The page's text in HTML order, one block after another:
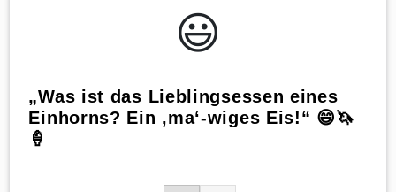
😃️
„Was ist das Lieblingsessen eines
Einhorns? Ein ‚ma‘-wiges Eis!“ 😄🦄
🍦